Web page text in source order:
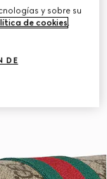
y sobre su
de cookies.
DE